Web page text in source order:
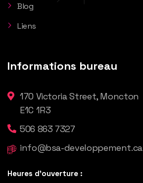
Blog
Liens
Informations bureau
170 Victoria Street, Moncton
E1C 1R3
506 863 7327
info@bsa-developpement.ca
Heures d'ouverture :